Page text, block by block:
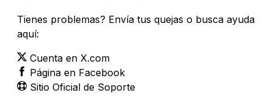
Tienes problemas? Envía tus quejas o busca ayuda
aquí:
Cuenta en X.com
Página en Facebook
Sitio Oficial de Soporte